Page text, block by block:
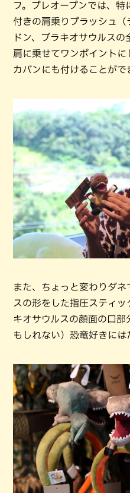
フ。プレオープンでは、
付きの肩乗りプラッシュ（
ドン、ブラキオサウルスの
肩に乗せてワンポイント
カバンにも付けることがで
また、ちょっと変わりダ
スの形をした指圧スティ
キオサウルスの顔面の口
もしれない）恐竜好きには